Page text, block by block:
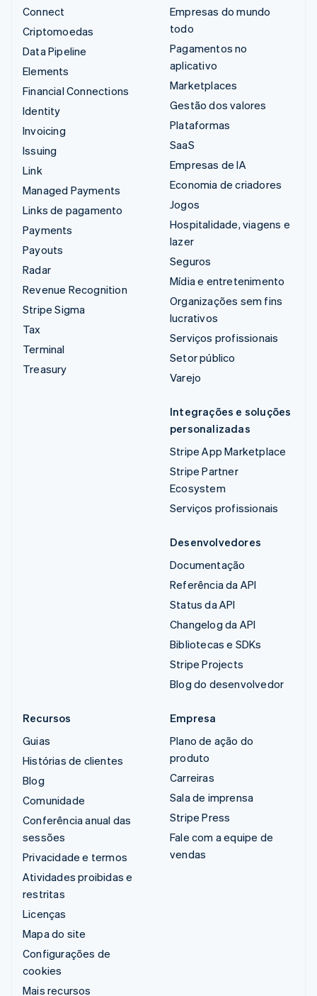
Connect
Criptomoedas
Data Pipeline
Elements
Financial Connections
Identity
Invoicing
Issuing
Link
Managed Payments
Links de pagamento
Payments
Payouts
Radar
Revenue Recognition
Stripe Sigma
Tax
Terminal
Treasury
Empresas do mundo
todo
Pagamentos no
aplicativo
Marketplaces
Gestão dos valores
Plataformas
SaaS
Empresas de IA
Economia de criadores
Jogos
Hospitalidade, viagens e
lazer
Seguros
Mídia e entretenimento
Organizações sem fins
lucrativos
Serviços profissionais
Setor público
Varejo
Integrações e soluções
personalizadas
Stripe App Marketplace
Stripe Partner
Ecosystem
Serviços profissionais
Desenvolvedores
Documentação
Referência da API
Status da API
Changelog da API
Bibliotecas e SDKs
Stripe Projects
Blog do desenvolvedor
Recursos
Guias
Histórias de clientes
Blog
Comunidade
Conferência anual das
sessões
Privacidade e termos
Atividades proibidas e
restritas
Licenças
Mapa do site
Configurações de
cookies
Mais recursos
Empresa
Plano de ação do
produto
Carreiras
Sala de imprensa
Stripe Press
Fale com a equipe de
vendas